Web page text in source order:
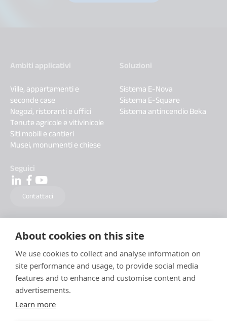
About cookies on this site
We use cookies to collect and analyse information on
site performance and usage, to provide social media
features and to enhance and customise content and
advertisements.
Learn more
Ambiti applicativi
Ville, appartamenti e
seconde case
Negozi, ristoranti e uffici
Tenute agricole e vitivinicole
Siti mobili e cantieri
Musei, monumenti e chiese
Soluzioni
Sistema E-Nova
Sistema E-Square
Sistema antincendio Beka
Seguici
Contattaci